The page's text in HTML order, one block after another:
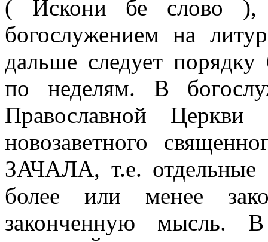
( Искони бе слово ),
богослужением на
дальше следует порядку
по неделям. В
Православной Церкви
новозаветного
ЗАЧАЛА, т.е. отдельные
более или менее
законченную мысль.